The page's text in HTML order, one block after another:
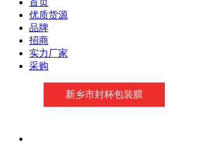
首页
优质货源
品牌
招商
实力厂家
采购
新乡市封杯包装膜